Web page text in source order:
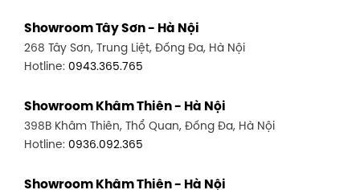
Showroom Biên Hòa - Đồng Nai
452 Nguyễn Ái Quốc, Tân Tiến, TP. Biên Hòa, Đồng Nai
Hotline:0934.02.18.18
Showroom Tây Sơn - Hà Nội
268 Tây Sơn, Trung Liệt, Đống Đa, Hà Nội
Hotline: 0943.365.765
Showroom Khâm Thiên - Hà Nội
398B Khâm Thiên, Thổ Quan, Đống Đa, Hà Nội
Hotline: 0936.092.365
Showroom Khâm Thiên - Hà Nội